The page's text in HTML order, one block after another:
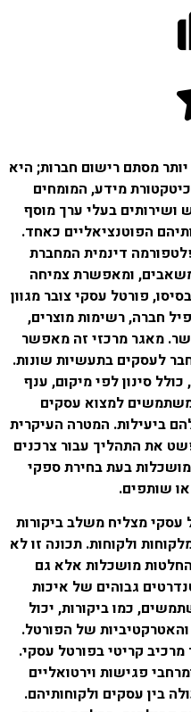
מסתם רישום חברות; היא
מידע, המומחים
ושירותים בעלי ערך מוסף
הפוטנציאליים כאחד.
דינמית המחברת
ומאפשרת צמיחה
פורטל עסקי צובר מגוון
חברה, רשימות מוצרים,
מאגר מרכזי זה מאפשר
לעסקים בתעשיות שונות.
סינון לפי מיקום, ענף
למצוא עסקים
ביעילות. המטרה העיקרית
את התהליך עבור צרכנים
בעת בחירת ספקי
שותפים.
עסקי מצליח משלב ביקורות
ולקוחות. תכונה זו לא
מושכלות אלא גם
גבוהים של איכות
כמו ביקורות, יכול
של הפורטל.
קריטי בפורטל עסקי.
פגישות וירטואליים
בין עסקים ולקוחותיהם.